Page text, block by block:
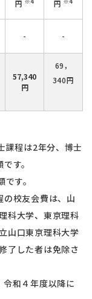
円
円
- -
57,340
円
69，
340円
程は2年分、博士
す。
す。
校友会費は、山
科大学、東京理科
山口東京理科大学
了した者は免除さ
和４年度以降に